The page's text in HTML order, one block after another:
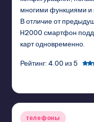
многими функциями
В отличие от
H2000 смартфон
карт одновременно.
Рейтинг: 4.00 из 5
Posted
телефоны